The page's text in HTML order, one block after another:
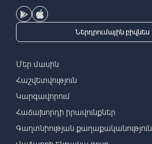
Ներդրումային բիզնես
Մեր մասին
Հաշվետվություն
Կարգավորում
Հաճախորդի իրավունքներ
Գաղտնիության քաղաքականություն